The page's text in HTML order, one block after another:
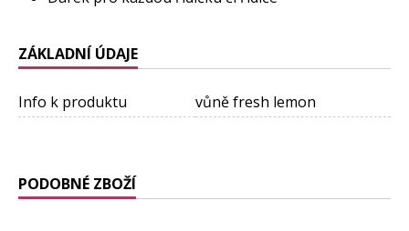
ZÁKLADNÍ ÚDAJE
Info k produktu vůně fresh lemon
PODOBNÉ ZBOŽÍ